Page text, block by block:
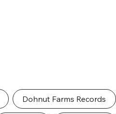
Dohnut Farms Records